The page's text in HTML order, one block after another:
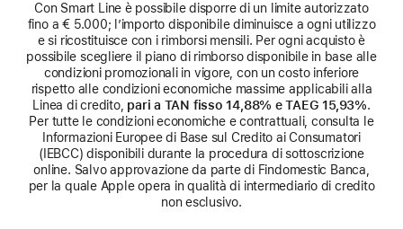
Con Smart Line è possibile disporre di un limite autorizzato
fino a € 5.000; l’importo disponibile diminuisce a ogni utilizzo
e si ricostituisce con i rimborsi mensili. Per ogni acquisto è
possibile scegliere il piano di rimborso disponibile in base alle
condizioni promozionali in vigore, con un costo inferiore
rispetto alle condizioni economiche massime applicabili alla
Linea di credito, pari a TAN fisso 14,88% e TAEG 15,93%.
Per tutte le condizioni economiche e contrattuali, consulta le
Informazioni Europee di Base sul Credito ai Consumatori
(IEBCC) disponibili durante la procedura di sottoscrizione
online. Salvo approvazione da parte di Findomestic Banca,
per la quale Apple opera in qualità di intermediario di credito
non esclusivo.